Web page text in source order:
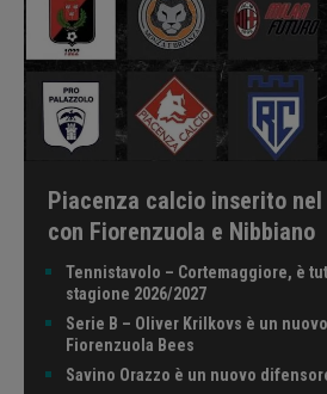
Piacenza calcio inserito nel
con Fiorenzuola e Nibbiano
Tennistavolo – Cortemaggiore, è
stagione 2026/2027
Serie B – Oliver Krilkovs è un
Fiorenzuola Bees
Savino Orazzo è un nuovo